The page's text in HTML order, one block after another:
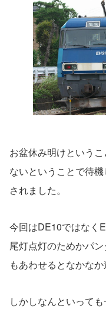
お盆休み明けという
ないということで待
されました。
今回はDE10ではなく
尾灯点灯のためかパ
もあわせるとなかな
しかしなんといって